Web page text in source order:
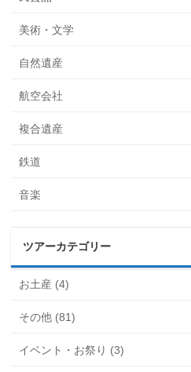
美術・文学
自然遺産
航空会社
複合遺産
鉄道
音楽
ツアーカテゴリー
お土産 (4)
その他 (81)
イベント・お祭り (3)